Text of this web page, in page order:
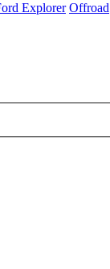
Explorer Offroad